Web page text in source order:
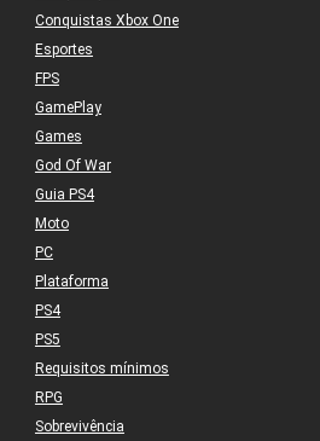
Conquistas Xbox One
Esportes
FPS
GamePlay
Games
God Of War
Guia PS4
Moto
PC
Plataforma
PS4
PS5
Requisitos mínimos
RPG
Sobrevivência